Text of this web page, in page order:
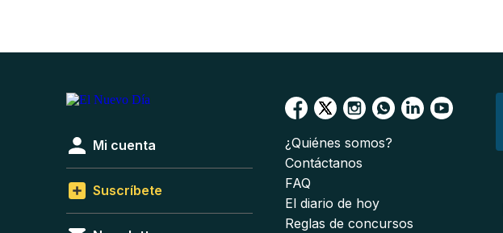
Mi cuenta
Suscríbete
¿Quiénes somos?
Contáctanos
FAQ
El diario de hoy
Reglas de concursos